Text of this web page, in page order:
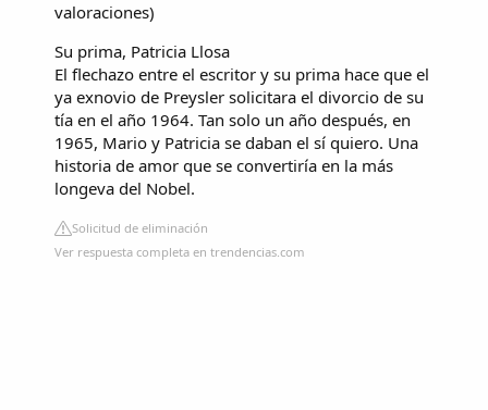
valoraciones)
Su prima, Patricia Llosa
El flechazo entre el escritor y su prima hace que el
ya exnovio de Preysler solicitara el divorcio de su
tía en el año 1964. Tan solo un año después, en
1965, Mario y Patricia se daban el sí quiero. Una
historia de amor que se convertiría en la más
longeva del Nobel.
Solicitud de eliminación
Ver respuesta completa en trendencias.com